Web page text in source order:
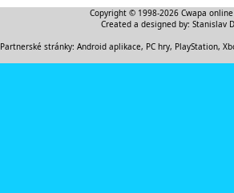
Copyright © 1998-2026 Cwapa
Created a designed by: Stanislav
Partnerské stránky: Android aplikace, PC hry, PlayStation,